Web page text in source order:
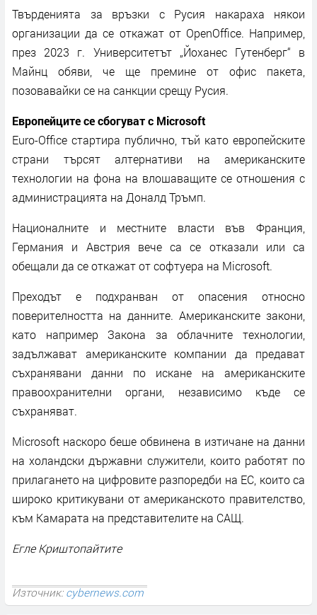
Твърденията за връзки с Русия накараха някои
организации да се откажат от OpenOffice. Например,
през 2023 г. Университетът „Йоханес Гутенберг“ в
Майнц обяви, че ще премине от офис пакета,
позовавайки се на санкции срещу Русия.
Европейците се сбогуват с Microsoft
Euro-Office стартира публично, тъй като европейските
страни търсят алтернативи на американските
технологии на фона на влошаващите се отношения с
администрацията на Доналд Тръмп.
Националните и местните власти във Франция,
Германия и Австрия вече са се отказали или са
обещали да се откажат от софтуера на Microsoft.
Преходът е подхранван от опасения относно
поверителността на данните. Американските закони,
като например Закона за облачните технологии,
задължават американските компании да предават
съхранявани данни по искане на американските
правоохранителни органи, независимо къде се
съхраняват.
Microsoft наскоро беше обвинена в изтичане на данни
на холандски държавни служители, които работят по
прилагането на цифровите разпоредби на ЕС, които са
широко критикувани от американското правителство,
към Камарата на представителите на САЩ.
Егле Криштопайтите
Източник:cybernews.com